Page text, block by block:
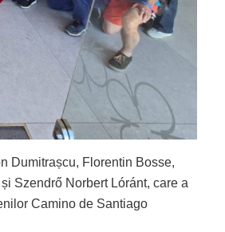
Dumitrașcu, Florentin Bosse,
Szendrő Norbert Lóránt, care a
Camino de Santiago